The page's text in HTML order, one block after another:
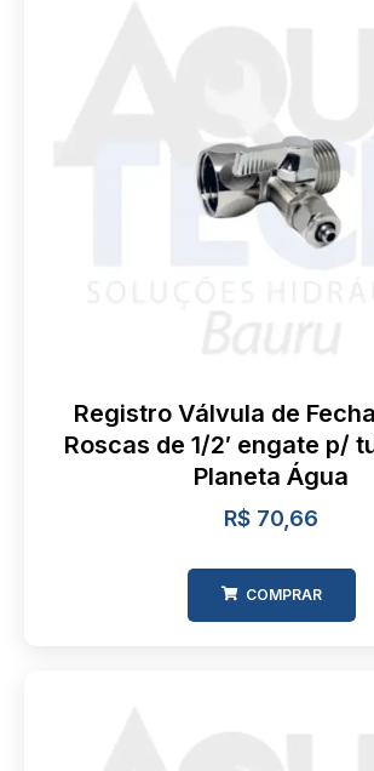
Registro Válvula de
Roscas de 1/2′ engate p/
Planeta Água
R$ 70,66
COMPRAR